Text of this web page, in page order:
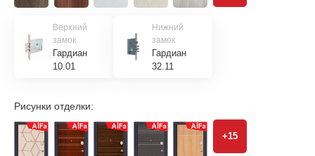
Верхний
замок
Гардиан
10.01
Нижний
замок
Гардиан
32.11
Рисунки отделки:
+15